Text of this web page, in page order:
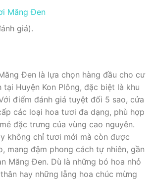
Măng Đen
giá).
Đen là lựa chọn hàng đầu cho cư
tại Huyện Kon Plông, đặc biệt là khu
điểm đánh giá tuyệt đối 5 sao, cửa
các loại hoa tươi đa dạng, phù hợp
đặc trưng của vùng cao nguyên.
không chỉ tươi mới mà còn được
mang đậm phong cách tự nhiên, gần
Măng Đen. Dù là những bó hoa nhỏ
hay những lẵng hoa chúc mừng